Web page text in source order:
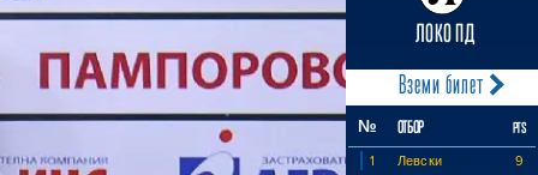
ЛОКО ПД
Вземи билет
№ ОТБОР PTS
1 Левски 9